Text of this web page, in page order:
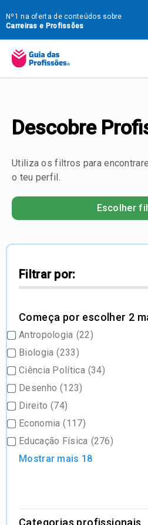
para
o
conteúdo
Nº1 na oferta de conteúdos sobre
Carreiras e Profissões
Descobre
Utiliza os filtros para
o teu perfil.
Escolher
Filtrar por:
Começa por escolher 2
Antropologia (22)
Biologia (233)
Ciência Política (34)
Desenho (123)
Direito (74)
Economia (117)
Educação Física (276)
Mostrar mais 18
Categorias profissionais